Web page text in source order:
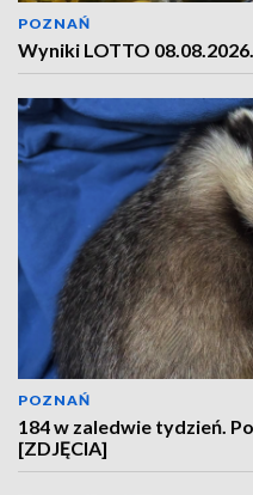
POZNAŃ
Wyniki LOTTO 08.08.2026.
POZNAŃ
184 w zaledwie tydzień.
[ZDJĘCIA]